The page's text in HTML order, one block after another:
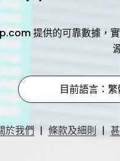
提供的可靠數據，
目前語言：繁
於我們 | 條款及細則 |